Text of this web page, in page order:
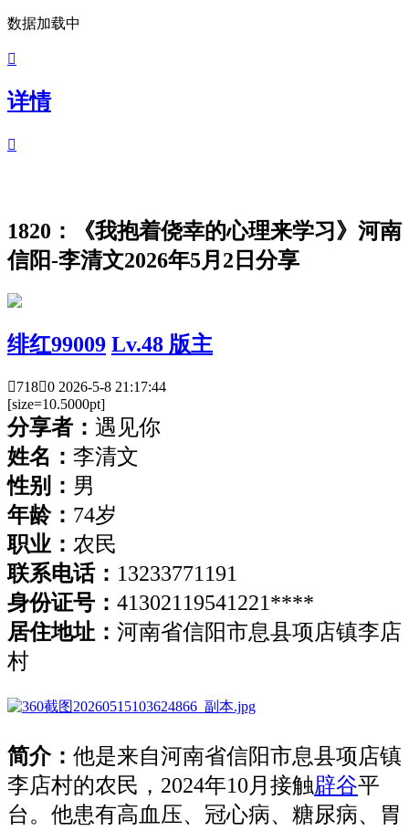
数据加载中

详情

1820：《我抱着侥幸的心理来学习》河南
信阳-李清文2026年5月2日分享
绯红99009 Lv.48 版主
7180 2026-5-8 21:17:44
[size=10.5000pt]
分享者 ： 遇见你
姓名 ： 李清文
性别： 男
年龄： 74岁
职业 ： 农民
联系电话： 13233771191
身份证号 ： 41302119541221****
居住地址： 河南省信阳市息县项店镇李店
村
简介： 他是来自河南省信阳市息县项店镇
李店村的农民，2024年10月接触辟谷平
台。他患有高血压、冠心病、糖尿病、胃